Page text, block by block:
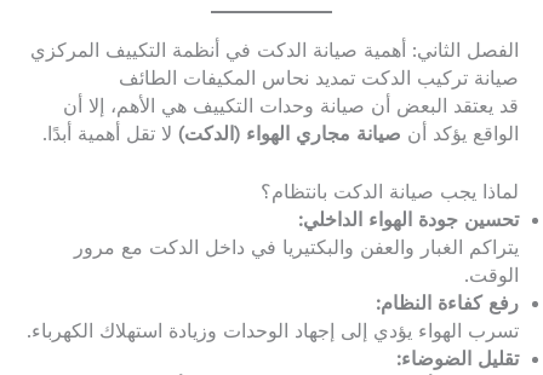
الفصل الثاني: أهمية صيانة الدكت في أنظمة التكييف المركزي
صيانة تركيب الدكت تمديد نحاس المكيفات الطائف
قد يعتقد البعض أن صيانة وحدات التكييف هي الأهم، إلا أن
الواقع يؤكد أن صيانة مجاري الهواء (الدكت) لا تقل أهمية أبدًا.
لماذا يجب صيانة الدكت بانتظام؟
تحسين جودة الهواء الداخلي:
يتراكم الغبار والعفن والبكتيريا في داخل الدكت مع مرور
الوقت.
رفع كفاءة النظام:
تسرب الهواء يؤدي إلى إجهاد الوحدات وزيادة استهلاك الكهرباء.
تقليل الضوضاء: